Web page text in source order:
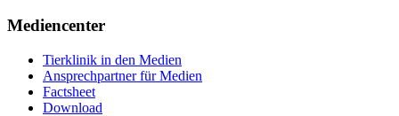
Mediencenter
Tierklinik in den Medien
Ansprechpartner für Medien
Factsheet
Download